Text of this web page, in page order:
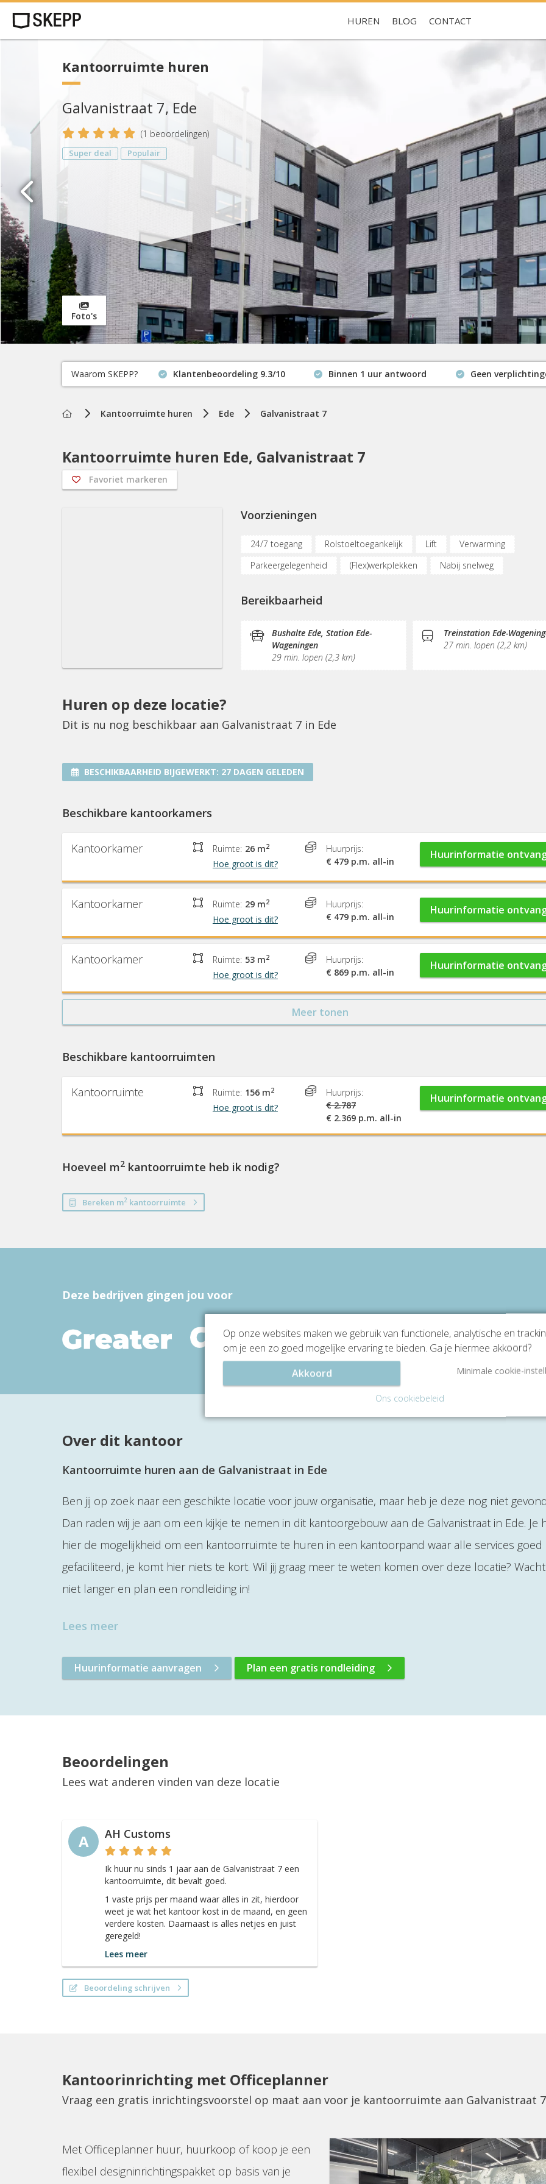
HUREN BLOG CONTACT
Kantoorruimte huren
Galvanistraat 7, Ede
5 (1 beoordelingen)
Super deal Populair
Foto's
Waarom SKEPP? Klantenbeoordeling 9.3/10 Binnen 1 uur antwoord
Geen
Home
Kantoorruimte huren Ede Galvanistraat 7
Kantoorruimte huren Ede, Galvanistraat 7
Favoriet markeren
Voorzieningen
24/7 toegang Rolstoeltoegankelijk Lift
Verwarming
Parkeergelegenheid
(Flex)werkplekken
Nabij snelweg
Koffie/thee
Pantry
Bereikbaarheid
Bushalte Ede, Station Ede-
Wageningen
29 min. lopen (2,3 km)
Treinstation Ede-
27 min. lopen (2,2 km)
Huren op deze locatie?
Dit is nu nog beschikbaar aan Galvanistraat 7 in Ede
BESCHIKBAARHEID BIJGEWERKT: 27 DAGEN GELEDEN
Beschikbare kantoorkamers
Kantoorkamer Ruimte: 26 m2
Hoe groot is dit?
Huurprijs:
€ 479 p.m. all-in
Huurinformatie
Kantoorkamer Ruimte: 29 m2
Hoe groot is dit?
Huurprijs:
€ 479 p.m. all-in
Huurinformatie
Kantoorkamer Ruimte: 53 m2
Hoe groot is dit?
Huurprijs:
€ 869 p.m. all-in
Huurinformatie
Meer tonen
Beschikbare kantoorruimten
Kantoorruimte Ruimte: 156 m2
Hoe groot is dit?
Huurprijs:
€ 2.787
€ 2.369 p.m. all-in
Huurinformatie
Hoeveel m2 kantoorruimte heb ik nodig?
Bereken m2 kantoorruimte
Deze bedrijven gingen jou voor
Over dit kantoor
Kantoorruimte huren aan de Galvanistraat in Ede
Ben jij op zoek naar een geschikte locatie voor jouw organisatie, maar heb je deze nog niet
Dan raden wij je aan om een kijkje te nemen in dit kantoorgebouw aan de Galvanistraat in Ede. Je
hier de mogelijkheid om een kantoorruimte te huren in een kantoorpand waar alle services goed
gefaciliteerd, je komt hier niets te kort. Wil jij graag meer te weten komen over deze locatie?
niet langer en plan een rondleiding in!
Lees meer
Huurinformatie aanvragen Plan een gratis rondleiding
Beoordelingen
Lees wat anderen vinden van deze locatie
A AH Customs
Ik huur nu sinds 1 jaar aan de Galvanistraat 7 een
kantoorruimte, dit bevalt goed.
1 vaste prijs per maand waar alles in zit, hierdoor
weet je wat het kantoor kost in de maand, en geen
verdere kosten. Daarnaast is alles netjes en juist
geregeld!
Lees meer
Beoordeling schrijven
Kantoorinrichting met Officeplanner
Vraag een gratis inrichtingsvoorstel op maat aan voor je kantoorruimte aan Galvanistraat 7
Met Officeplanner huur, huurkoop of koop je een
flexibel designinrichtingspakket op basis van je
Op onze websites maken we gebruik van functionele, analytische en
om je een zo goed mogelijke ervaring te bieden. Ga je hiermee akkoord?
Akkoord
Minimale cookie-
Ons cookiebeleid